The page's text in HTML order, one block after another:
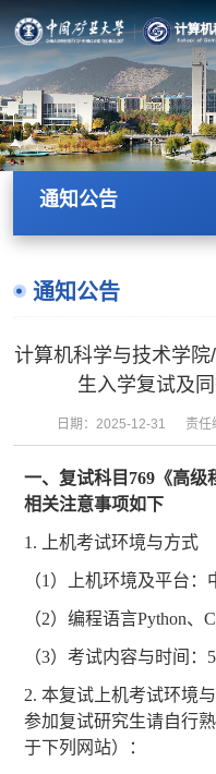
通知公告
通知公告
计算机科学与技术学
生入学复试及
日期：2025-12-31 责任
一、复试科目 769《高级
相关注意事项如下
1. 上机考试环境与方式
（1 ）上机环境及平台：
（2）编程语言Python、
（3）考试内容与时间： 5
2. 本复试上机考试环境
参加复试研究生请自行
于下列网站）：